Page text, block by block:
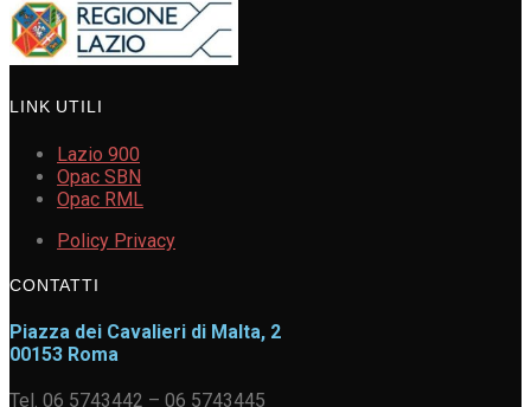
LINK UTILI
Lazio 900
Opac SBN
Opac RML
Policy Privacy
CONTATTI
Piazza dei Cavalieri di Malta, 2
00153 Roma
Tel. 06 5743442 – 06 5743445